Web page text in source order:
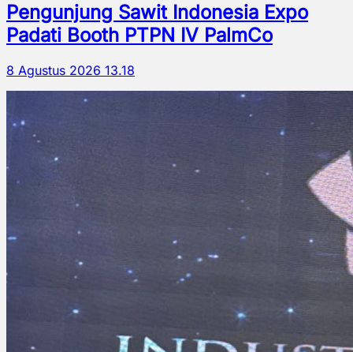
Pengunjung Sawit Indonesia Expo
Padati Booth PTPN IV PalmCo
8 Agustus 2026 13.18